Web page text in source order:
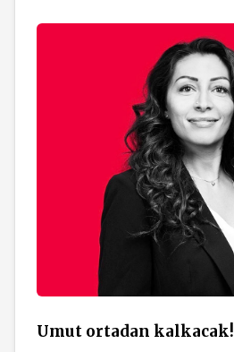
Umut ortadan kalkacak!